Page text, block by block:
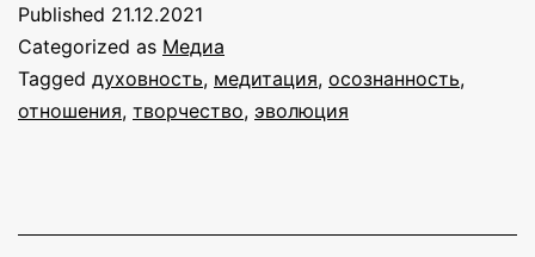
практик
января
Published 21.12.2021
Categorized as Медиа
Tagged духовность, медитация, осознанность,
отношения, творчество, эволюция